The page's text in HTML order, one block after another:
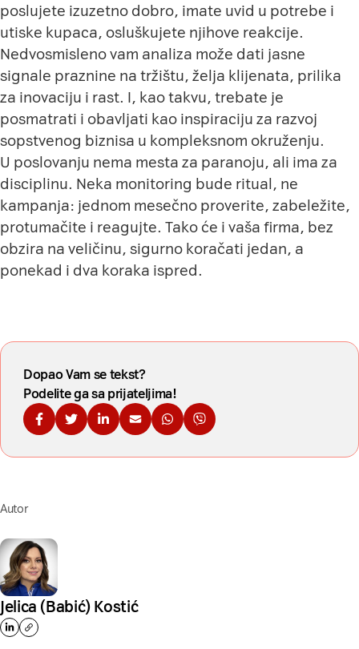
poslujete izuzetno dobro, imate uvid u potrebe i
utiske kupaca, osluškujete njihove reakcije.
Nedvosmisleno vam analiza može dati jasne
signale praznine na tržištu, želja klijenata, prilika
za inovaciju i rast. I, kao takvu, trebate je
posmatrati i obavljati kao inspiraciju za razvoj
sopstvenog biznisa u kompleksnom okruženju.
U poslovanju nema mesta za paranoju, ali ima za
disciplinu. Neka monitoring bude ritual, ne
kampanja: jednom mesečno proverite, zabeležite,
protumačite i reagujte. Tako će i vaša firma, bez
obzira na veličinu, sigurno koračati jedan, a
ponekad i dva koraka ispred.
Dopao Vam se tekst?
Podelite ga sa prijateljima!
Podelite na Fejsbuku
Podelite na Tviteru
Podelite na Linkdinu
Podelite na imejl
Podelite na WhatsApp
Podelite na Viberu
Autor
Jelica (Babić) Kostić